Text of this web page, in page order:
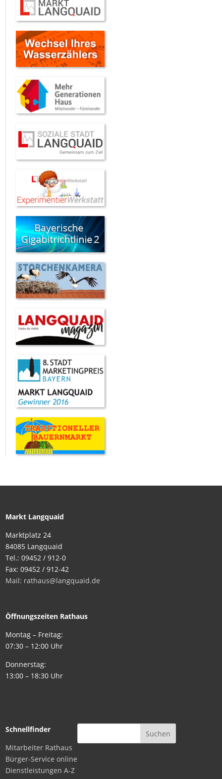
Markt Langquaid
Marktplatz 24
84085 Langquaid
Tel.: 09452 / 912-0
Fax: 09452 / 912-42
Mail: rathaus@langquaid.de
Öffnungszeiten Rathaus
Montag – Freitag:
07:30 – 12:00 Uhr
Donnerstag:
13:00 – 18:30 Uhr
Schnellfinder
Mitarbeiter Rathaus
Bürger-Service online
Dienstleistungen A-Z